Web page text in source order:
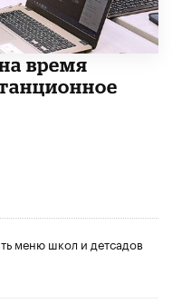
время
меню школ и детсадов